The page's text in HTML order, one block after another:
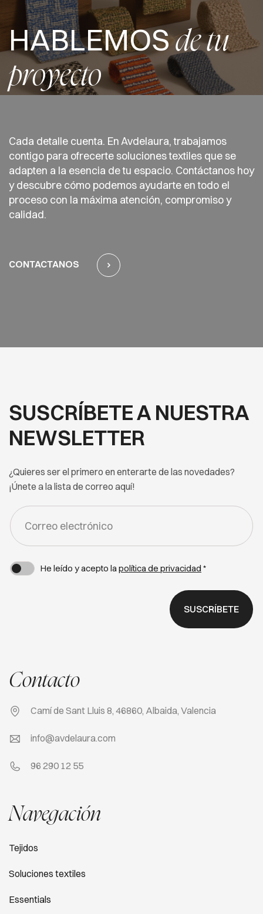
HABLEMOSde tu
proyecto
Cada detalle cuenta. En Avdelaura, trabajamos
contigo para ofrecerte soluciones textiles que se
adapten a la esencia de tu espacio. Contáctanos hoy
y descubre cómo podemos ayudarte en todo el
proceso con la máxima atención, compromiso y
calidad.
CONTACTANOS
SUSCRÍBETE A NUESTRA
NEWSLETTER
¿Quieres ser el primero en enterarte de las novedades?
¡Únete a la lista de correo aquí!
FORM
-
NEWSLETTER
He leído y acepto la política de privacidad *
SUSCRÍBETE
Contacto
Camí de Sant Lluis 8, 46860, Albaida, Valencia
info@avdelaura.com
96 290 12 55
Navegación
Tejidos
Soluciones textiles
Essentials